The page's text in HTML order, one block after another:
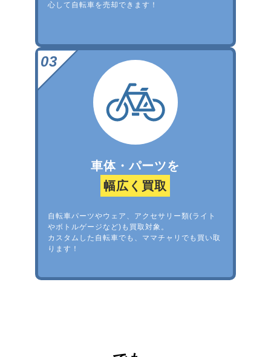
心して自転車を売却できます！
車体・パーツを
幅広く買取
自転車パーツやウェア、アクセサリー類(ライト
やボトルゲージなど)も買取対象。
カスタムした自転車でも、ママチャリでも買い取
ります！